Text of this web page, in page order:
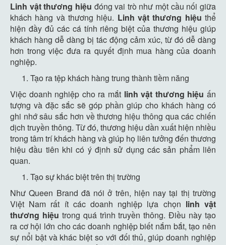
Linh vật thương hiệu đóng vai trò như một cầu nối giữa
khách hàng và thương hiệu. Linh vật thương hiệu thể
hiện đầy đủ các cá tính riêng biệt của thương hiệu giúp
khách hàng dễ dàng bị tác động cảm xúc, từ đó dễ dàng
hơn trong việc đưa ra quyết định mua hàng của doanh
nghiệp.
Tạo ra tệp khách hàng trung thành tiềm năng
Việc doanh nghiệp cho ra mắt linh vật thương hiệu ấn
tượng và đặc sắc sẽ góp phần giúp cho khách hàng có
ghi nhớ sâu sắc hơn về thương hiệu thông qua các chiến
dịch truyền thông. Từ đó, thương hiệu dần xuất hiện nhiều
trong tâm trí khách hàng và giúp họ liên tưởng đến thương
hiệu đầu tiên khi có ý định sử dụng các sản phẩm liên
quan.
Tạo sự khác biệt trên thị trường
Như Queen Brand đã nói ở trên, hiện nay tại thị trường
Việt Nam rất ít các doanh nghiệp lựa chọn linh vật
thương hiệu trong quá trình truyền thông. Điều này tạo
ra cơ hội lớn cho các doanh nghiệp biết nắm bắt, tạo nên
sự nổi bật và khác biệt so với đối thủ, giúp doanh nghiệp